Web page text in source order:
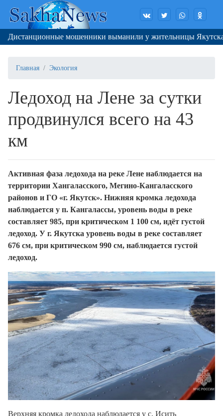
мошенники выманили у жительницы Якутска 370
Главная Экология
Ледоход на Лене за сутки
продвинулся всего на 43
км
Активная фаза ледохода на реке Лене наблюдается на
территории Хангаласского, Мегино-Кангаласского
районов и ГО «г. Якутск». Нижняя кромка ледохода
наблюдается у п. Кангалассы, уровень воды в реке
составляет 985, при критическом 1 100 см, идёт густой
ледоход. У г. Якутска уровень воды в реке составляет
676 см, при критическом 990 см, наблюдается густой
ледоход.
Верхняя кромка ледохода наблюдается у с. Исить